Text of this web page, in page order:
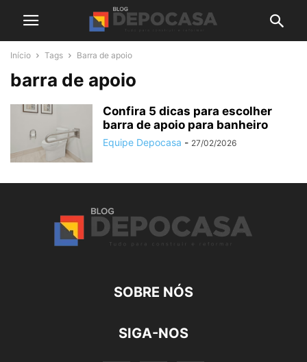
Início Tags Barra de apoio
barra de apoio
Confira 5 dicas para escolher
barra de apoio para banheiro
Equipe Depocasa - 27/02/2026
SOBRE NÓS
SIGA-NOS